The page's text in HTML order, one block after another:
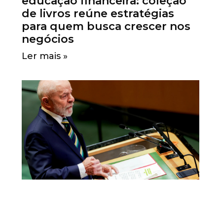
de livros reúne estratégias
para quem busca crescer nos
negócios
Ler mais »